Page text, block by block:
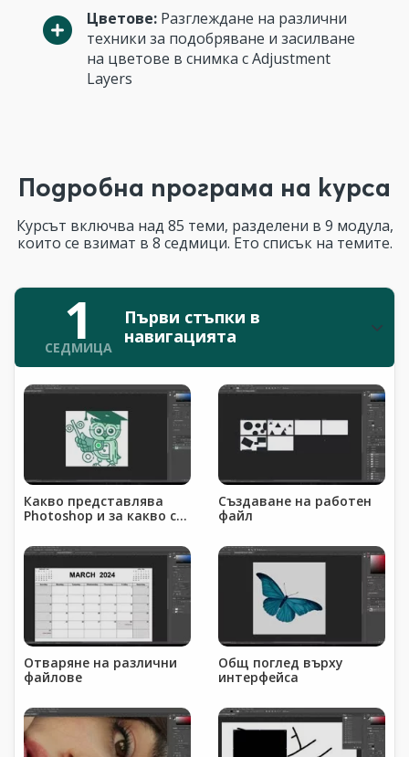
Цветове: Разглеждане на различни
техники за подобряване и засилване
на цветове в снимка с Adjustment
Layers
Подробна програма на курса
Курсът включва над 85 теми, разделени в 9 модула,
които се взимат в 8 седмици. Ето списък на темите.
1
СЕДМИЦА
Първи стъпки в
навигацията
Какво представлява
Photoshop и за какво се
Създаване на работен
файл
Отваряне на различни
файлове
Общ поглед върху
интерфейса